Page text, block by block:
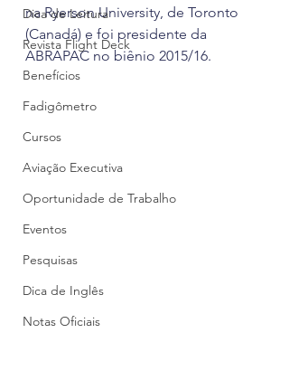
Dica de Leitura
Revista Flight Deck
Benefícios
Fadigômetro
Cursos
Aviação Executiva
Oportunidade de Trabalho
Eventos
Pesquisas
Dica de Inglês
Notas Oficiais
na Ryerson University, de Toronto
(Canadá) e foi presidente da
ABRAPAC no biênio 2015/16.